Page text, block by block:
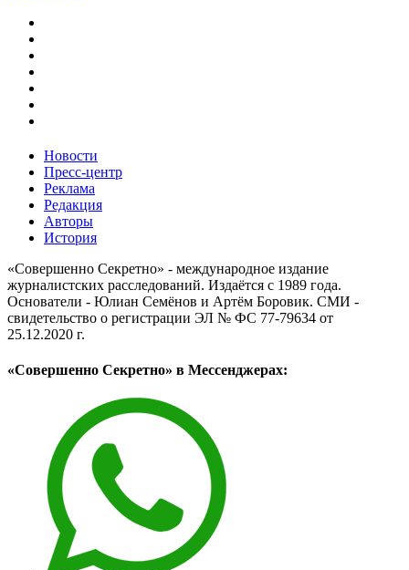
Новости
Пресс-центр
Реклама
Редакция
Авторы
История
«Совершенно Секретно» - международное издание
журналистских расследований. Издаётся с 1989 года.
Основатели - Юлиан Семёнов и Артём Боровик. CМИ -
свидетельство о регистрации ЭЛ № ФС 77-79634 от
25.12.2020 г.
«Совершенно Секретно» в Мессенджерах: